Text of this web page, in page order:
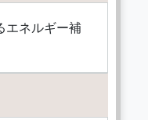
エネルギー補